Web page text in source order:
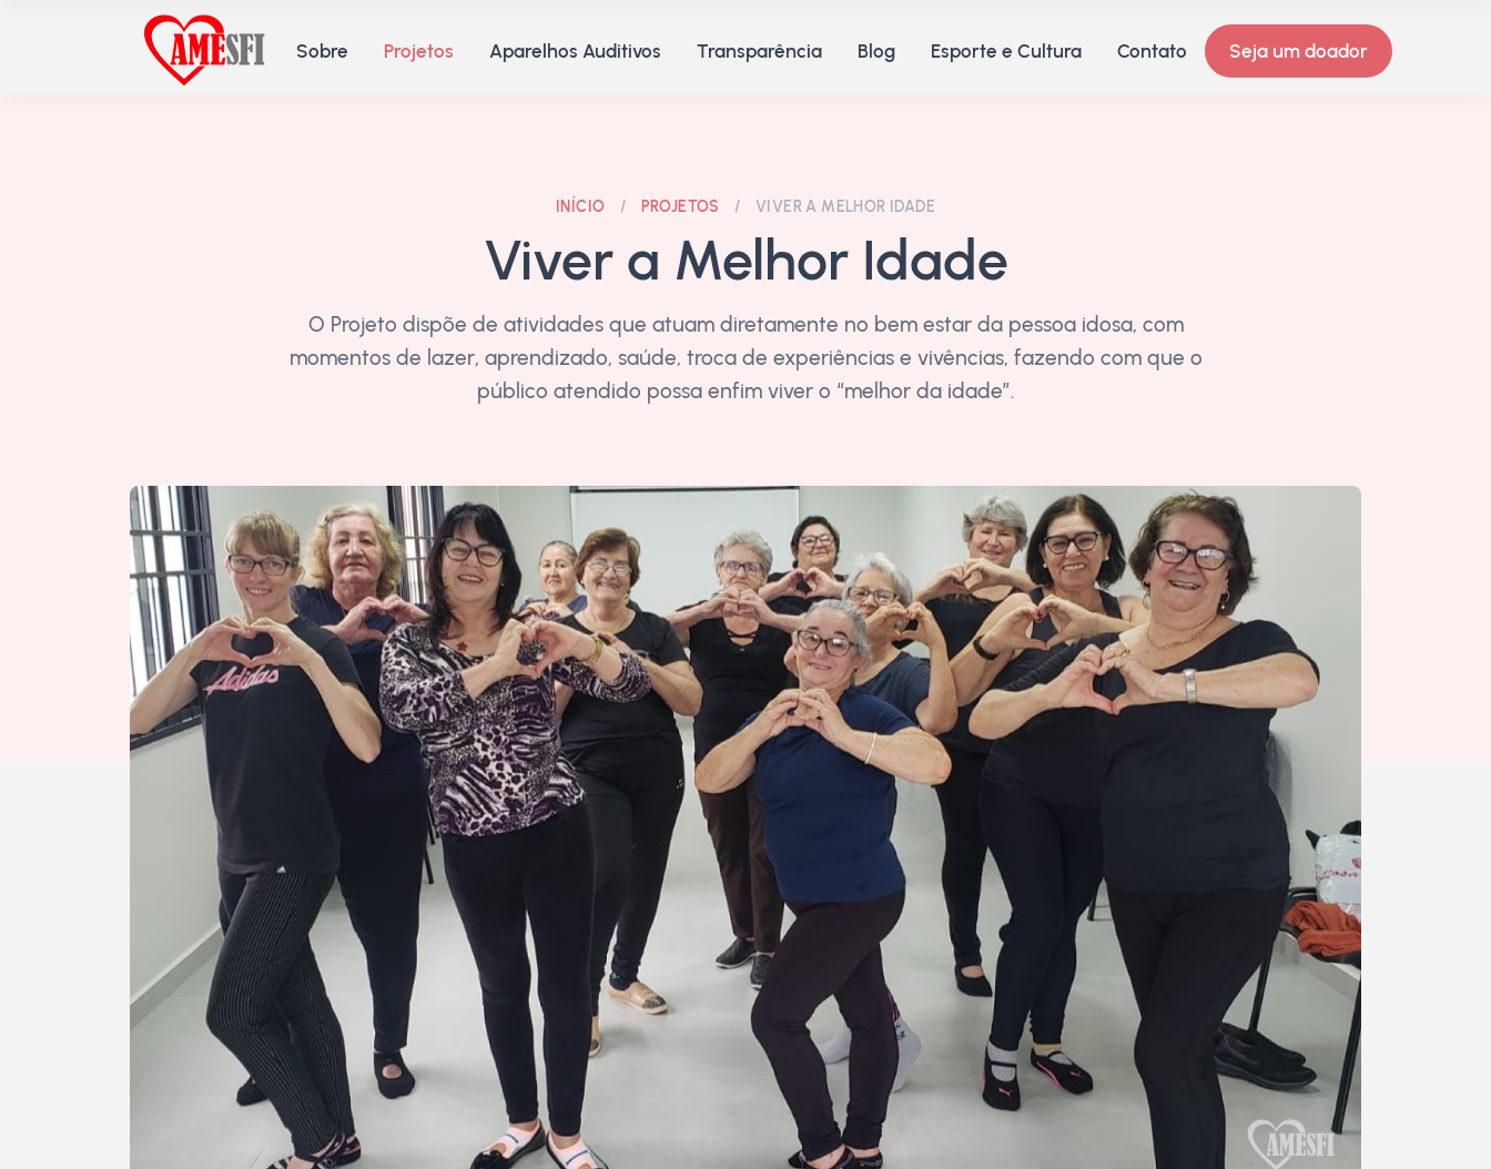
Sobre Projetos Aparelhos Auditivos Transparência Blog Esporte e Cultura Contato Seja um doador
INÍCIO / PROJETOS / VIVER A MELHOR IDADE
Viver a Melhor Idade
O Projeto dispõe de atividades que atuam diretamente no bem estar da pessoa idosa, com
momentos de lazer, aprendizado, saúde, troca de experiências e vivências, fazendo com que o
público atendido possa enfim viver o “melhor da idade”.